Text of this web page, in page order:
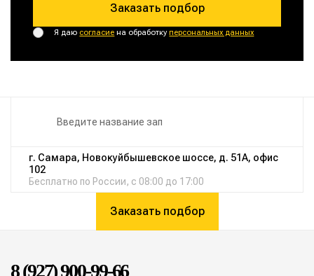
Заказать подбор
Я даю согласие на обработкуперсональных данных
г. Самара, Новокуйбышевское шоссе, д. 51А, офис
102
Бесплатно по России, с 08:00 до 17:00
Заказать подбор
8 (927) 900-99-66